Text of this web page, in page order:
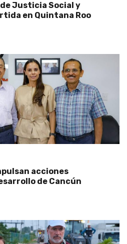
Justicia Social y
en Quintana Roo
acciones
de Cancún